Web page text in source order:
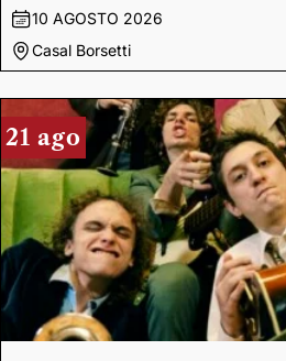
10 AGOSTO 2026
Casal Borsetti
21 ago